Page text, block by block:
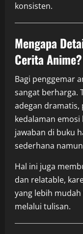
konsisten.
Mengapa
Cerita Anime?
Bagi penggemar
sangat berharga.
adegan
kedalaman
jawaban di buku
sederhana
Hal ini juga
dan relatable,
yang lebih
melalui tulisan.